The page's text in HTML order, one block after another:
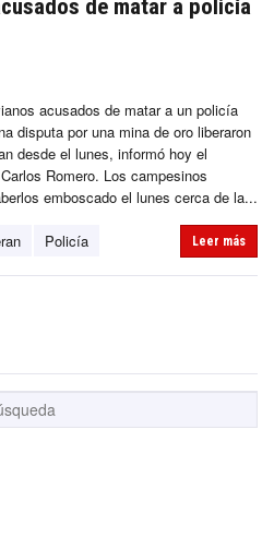
de matar a policía
acusados de matar a un policía
disputa por una mina de oro liberaron
desde el lunes, informó hoy el
Romero. Los campesinos
emboscado el lunes cerca de la...
Policía Leer más